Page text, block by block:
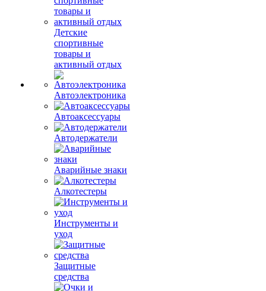
Детские
спортивные
товары и
активный отдых
Автоэлектроника
Автоаксессуары
Автодержатели
Аварийные знаки
Алкотестеры
Инструменты и
уход
Защитные
средства